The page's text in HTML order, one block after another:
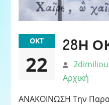
ΟΚΤ
22
28Η
2dimiliou
Αρχική
ΑΝΑΚΟΙΝΩΣΗ Την